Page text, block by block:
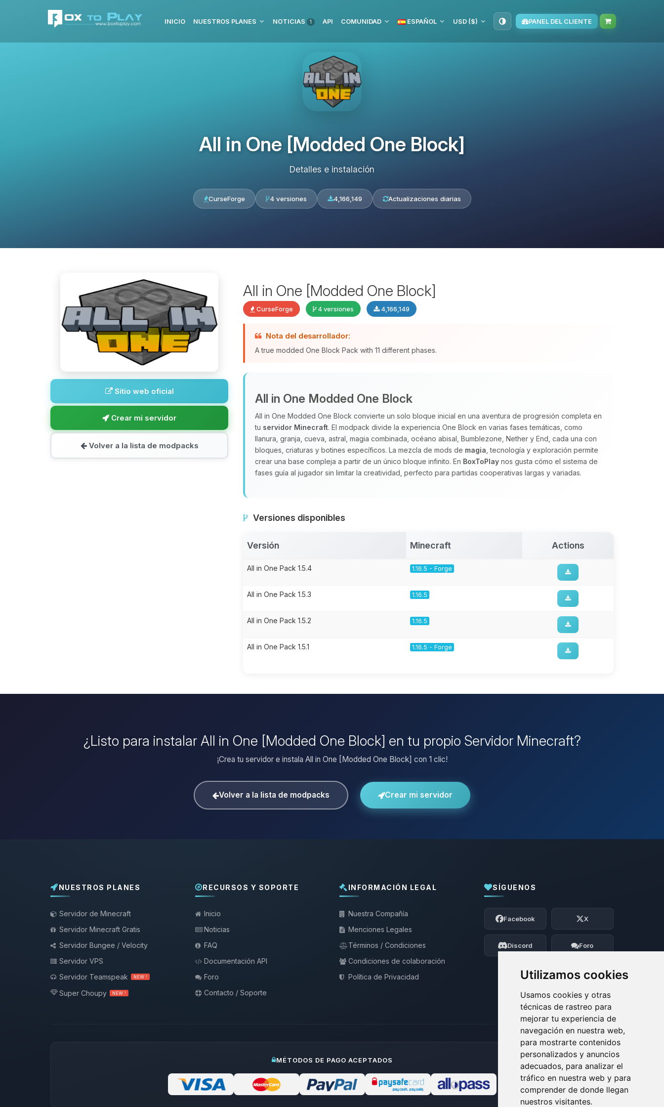
Utilizamos cookies
Usamos cookies y otras
técnicas de rastreo para
mejorar tu experiencia de
navegación en nuestra web,
para mostrarte contenidos
personalizados y anuncios
adecuados, para analizar el
tráfico en nuestra web y para
comprender de donde llegan
nuestros visitantes.
INICIO NUESTROS PLANES NOTICIAS 1 API COMUNIDAD ESPAÑOL USD ($) PANEL DEL CLIENTE
All in One [Modded One Block]
Detalles e instalación
CurseForge 4 versiones 4,166,149 Actualizaciones diarias
Sitio web oficial
Crear mi servidor
Volver a la lista de modpacks
All in One [Modded One Block]
CurseForge 4 versiones 4,166,149
Nota del desarrollador:
A true modded One Block Pack with 11 different phases.
All in One Modded One Block
All in One Modded One Block convierte un solo bloque inicial en una aventura de progresión completa en
tu servidor Minecraft. El modpack divide la experiencia One Block en varias fases temáticas, como
llanura, granja, cueva, astral, magia combinada, océano abisal, Bumblezone, Nether y End, cada una con
bloques, criaturas y botines específicos. La mezcla de mods de magia , tecnología y exploración permite
crear una base compleja a partir de un único bloque infinito. En BoxToPlay nos gusta cómo el sistema de
fases guía al jugador sin limitar la creatividad, perfecto para partidas cooperativas largas y variadas.
Versiones disponibles
Versión Minecraft Actions
All in One Pack 1.5.4 1.16.5 - Forge
All in One Pack 1.5.3 1.16.5
All in One Pack 1.5.2 1.16.5
All in One Pack 1.5.1 1.16.5 - Forge
¿Listo para instalar All in One [Modded One Block] en tu propio Servidor Minecraft?
¡Crea tu servidor e instala All in One [Modded One Block] con 1 clic!
Volver a la lista de modpacks Crear mi servidor
NUESTROS PLANES
Servidor de Minecraft
Servidor Minecraft Gratis
Servidor Bungee / Velocity
Servidor VPS
Servidor Teamspeak
NEW !
Super Choupy NEW !
RECURSOS Y SOPORTE
Inicio
Noticias
FAQ
Documentación API
Foro
Contacto / Soporte
INFORMACIÓN LEGAL
Nuestra Compañía
Menciones Legales
Términos / Condiciones
Condiciones de colaboración
Política de Privacidad
SÍGUENOS
Facebook X
Discord Foro
MÉTODOS DE PAGO ACEPTADOS
Yupi, por fin alguien con quien hablar!
Soy Choupy, tu pequeno asistente de
BoxToPlay. Cuentame que necesitas y
moveré mis pequenos circuitos para
ayudarte.
07/08/2026 12:37